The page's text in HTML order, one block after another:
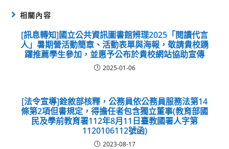
相關內容
[訊息轉知]國立公共資訊圖書館辨理2025「閱讀代言
人」暑期營活動簡章、活動表單與海報，敬請貴校踴
躍推薦學生參加，並惠予公布於貴校網站協助宣傳
2025-01-06
[法令宣導]銓敘部核釋，公務員依公務員服務法第14
條第2項但書規定，得擔任者包含獨立董事(教育部國
民及學前教育署112年8月11日臺教國署人字第
1120106112號函)
2023-08-17